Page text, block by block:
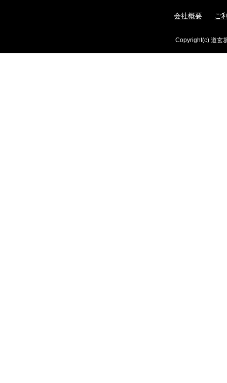
会社概要 ご
Copyright(c) 道玄